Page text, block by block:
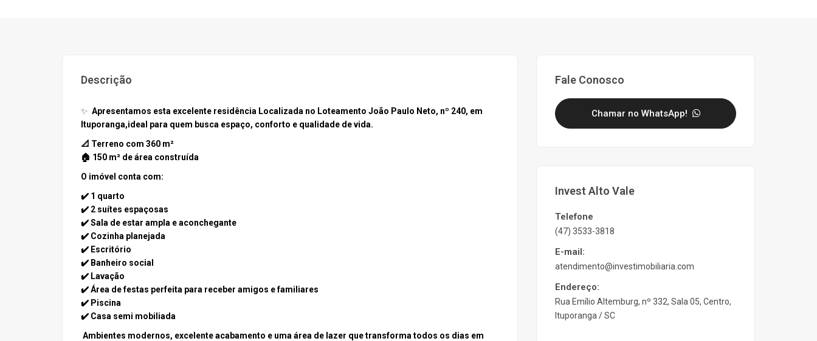
Descrição
✨ Apresentamos esta excelente residência Localizada no Loteamento João Paulo Neto, nº 240, em
Ituporanga,ideal para quem busca espaço, conforto e qualidade de vida.
📐 Terreno com 360 m²
🏠 150 m² de área construída
O imóvel conta com:
✔️ 1 quarto
✔️ 2 suítes espaçosas
✔️ Sala de estar ampla e aconchegante
✔️ Cozinha planejada
✔️ Escritório
✔️ Banheiro social
✔️ Lavação
✔️ Área de festas perfeita para receber amigos e familiares
✔️ Piscina
✔️ Casa semi mobiliada
Ambientes modernos, excelente acabamento e uma área de lazer que transforma todos os dias em
Fale Conosco
Chamar no WhatsApp!
Invest Alto Vale
Telefone
(47) 3533-3818
E-mail:
atendimento@investimobiliaria.com
Endereço:
Rua Emílio Altemburg, nº 332, Sala 05, Centro,
Ituporanga / SC